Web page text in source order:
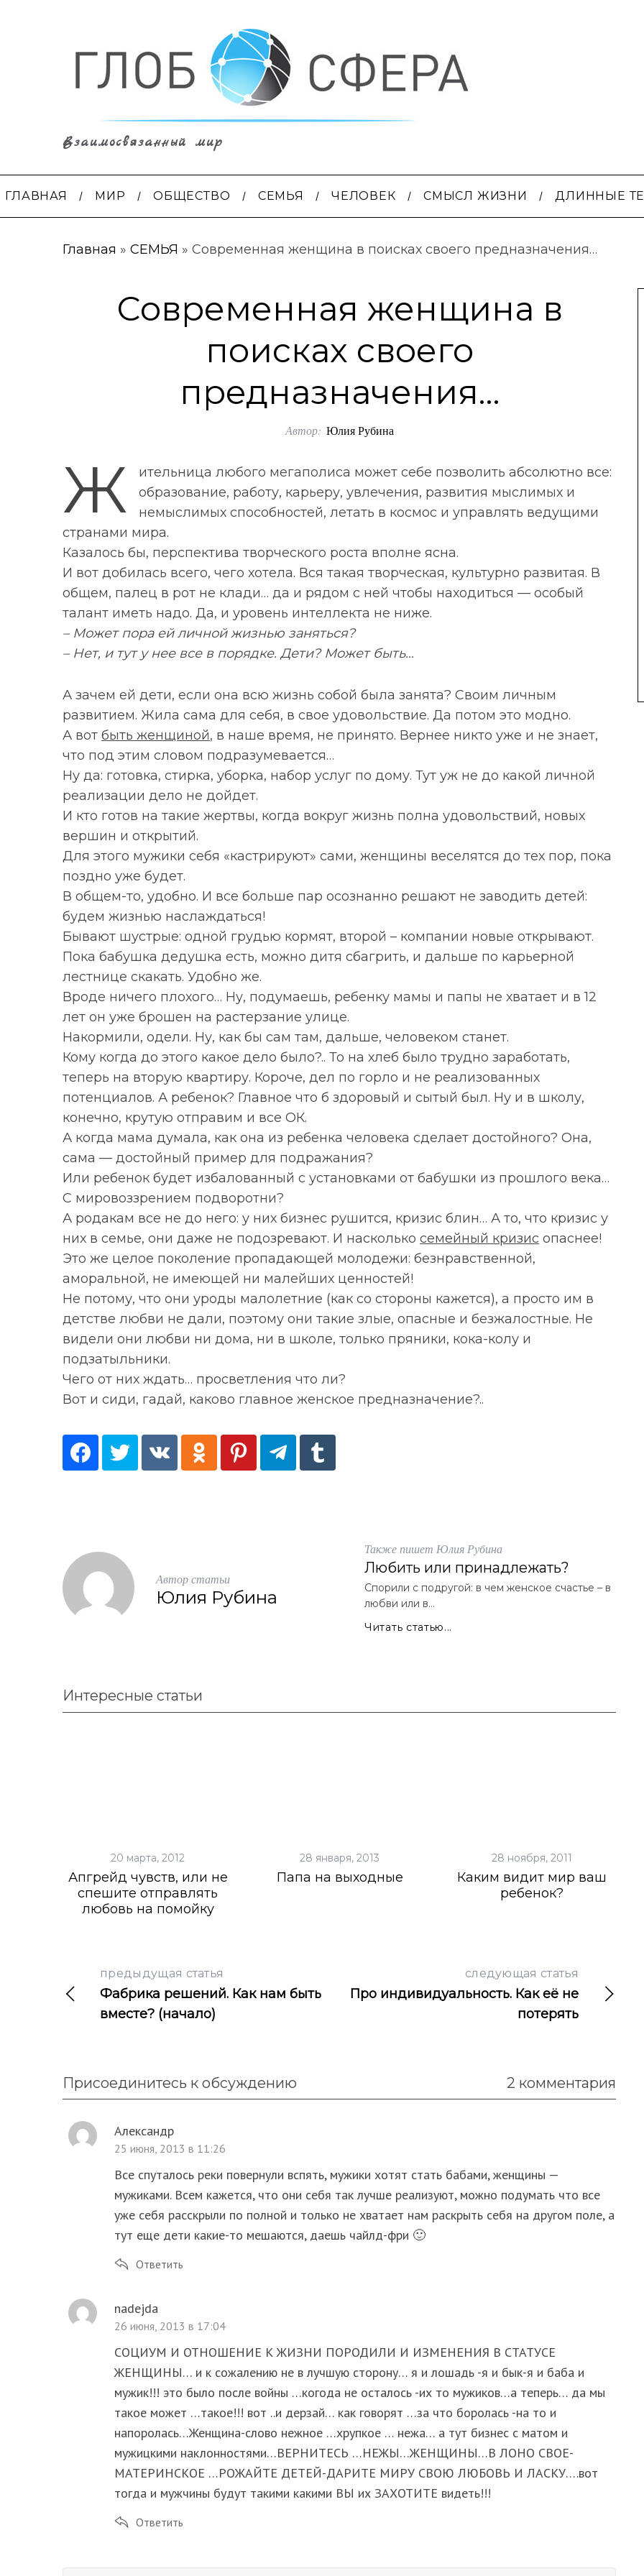
Взаимосвязанный мир
ГЛАВНАЯ МИР ОБЩЕСТВО СЕМЬЯ ЧЕЛОВЕК СМЫСЛ ЖИЗНИ ДЛИННЫЕ
Главная » СЕМЬЯ » Современная женщина в поисках своего предназначения…
Современная женщина в
поисках своего
предназначения…
Автор: Юлия Рубина
Ж
ительница любого мегаполиса может себе позволить абсолютно все:
образование, работу, карьеру, увлечения, развития мыслимых и
немыслимых способностей, летать в космос и управлять ведущими
странами мира.
Казалось бы, перспектива творческого роста вполне ясна.
И вот добилась всего, чего хотела. Вся такая творческая, культурно развитая. В
общем, палец в рот не клади… да и рядом с ней чтобы находиться — особый
талант иметь надо. Да, и уровень интеллекта не ниже.
– Может пора ей личной жизнью заняться?
– Нет, и тут у нее все в порядке. Дети? Может быть…
А зачем ей дети, если она всю жизнь собой была занята? Своим личным
развитием. Жила сама для себя, в свое удовольствие. Да потом это модно.
А вот быть женщиной, в наше время, не принято. Вернее никто уже и не знает,
что под этим словом подразумевается…
Ну да: готовка, стирка, уборка, набор услуг по дому. Тут уж не до какой личной
реализации дело не дойдет.
И кто готов на такие жертвы, когда вокруг жизнь полна удовольствий, новых
вершин и открытий.
Для этого мужики себя «кастрируют» сами, женщины веселятся до тех пор, пока
поздно уже будет.
В общем-то, удобно. И все больше пар осознанно решают не заводить детей:
будем жизнью наслаждаться!
Бывают шустрые: одной грудью кормят, второй – компании новые открывают.
Пока бабушка дедушка есть, можно дитя сбагрить, и дальше по карьерной
лестнице скакать. Удобно же.
Вроде ничего плохого… Ну, подумаешь, ребенку мамы и папы не хватает и в 12
лет он уже брошен на растерзание улице.
Накормили, одели. Ну, как бы сам там, дальше, человеком станет.
Кому когда до этого какое дело было?.. То на хлеб было трудно заработать,
теперь на вторую квартиру. Короче, дел по горло и не реализованных
потенциалов. А ребенок? Главное что б здоровый и сытый был. Ну и в школу,
конечно, крутую отправим и все ОК.
А когда мама думала, как она из ребенка человека сделает достойного? Она,
сама — достойный пример для подражания?
Или ребенок будет избалованный с установками от бабушки из прошлого века…
С мировоззрением подворотни?
А родакам все не до него: у них бизнес рушится, кризис блин… А то, что кризис у
них в семье, они даже не подозревают. И насколько семейный кризис опаснее!
Это же целое поколение пропадающей молодежи: безнравственной,
аморальной, не имеющей ни малейших ценностей!
Не потому, что они уроды малолетние (как со стороны кажется), а просто им в
детстве любви не дали, поэтому они такие злые, опасные и безжалостные. Не
видели они любви ни дома, ни в школе, только пряники, кока-колу и
подзатыльники.
Чего от них ждать… просветления что ли?
Вот и сиди, гадай, каково главное женское предназначение?..
Автор статьи
Юлия Рубина
Также пишет Юлия Рубина
Любить или принадлежать?
Спорили с подругой: в чем женское счастье – в
любви или в...
Читать статью...
Интересные статьи
20 марта, 2012
Апгрейд чувств, или не
спешите отправлять
любовь на помойку
28 января, 2013
Папа на выходные
28 ноября, 2011
Каким видит мир ваш
ребенок?
предыдущая статья
Фабрика решений. Как нам быть
вместе? (начало)
следующая статья
Про индивидуальность. Как её не
потерять
Присоединитесь к обсуждению 2 комментария
Александр
25 июня, 2013 в 11:26
Все спуталось реки повернули вспять, мужики хотят стать бабами, женщины —
мужиками. Всем кажется, что они себя так лучше реализуют, можно подумать что все
уже себя расскрыли по полной и только не хватает нам раскрыть себя на другом поле, а
тут еще дети какие-то мешаются, даешь чайлд-фри 🙂
Ответить
nadejda
26 июня, 2013 в 17:04
СОЦИУМ И ОТНОШЕНИЕ К ЖИЗНИ ПОРОДИЛИ И ИЗМЕНЕНИЯ В СТАТУСЕ
ЖЕНЩИНЫ… и к сожалению не в лучшую сторону… я и лошадь -я и бык-я и баба и
мужик!!! это было после войны …когода не осталось -их то мужиков…а теперь… да мы
такое может …такое!!! вот ..и дерзай… как говорят …за что боролась -на то и
напоролась…Женщина-слово нежное …хрупкое … нежа… а тут бизнес с матом и
мужицкими наклонностями…ВЕРНИТЕСЬ …НЕЖЫ…ЖЕНЩИНЫ…В ЛОНО СВОЕ-
МАТЕРИНСКОЕ …РОЖАЙТЕ ДЕТЕЙ-ДАРИТЕ МИРУ СВОЮ ЛЮБОВЬ И ЛАСКУ….вот
тогда и мужчины будут такими какими ВЫ их ЗАХОТИТЕ видеть!!!
Ответить
S
e
o